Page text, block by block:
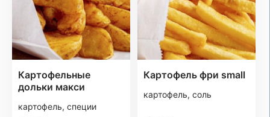
Картофельные
дольки макси
картофель, специи
Картофель фри small
картофель, соль